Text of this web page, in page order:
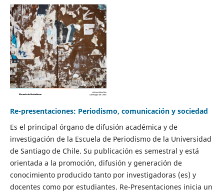
Re-presentaciones: Periodismo, comunicación y sociedad
Es el principal órgano de difusión académica y de
investigación de la Escuela de Periodismo de la Universidad
de Santiago de Chile. Su publicación es semestral y está
orientada a la promoción, difusión y generación de
conocimiento producido tanto por investigadoras (es) y
docentes como por estudiantes. Re-Presentaciones inicia un